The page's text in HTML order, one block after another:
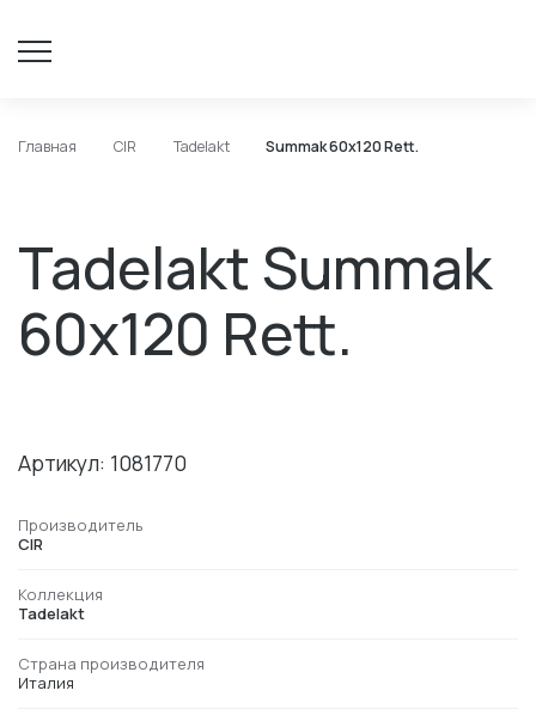
Главная CIR Tadelakt Summak 60х120 Rett.
Tadelakt Summak
60х120 Rett.
Артикул: 1081770
Производитель
CIR
Коллекция
Tadelakt
Страна производителя
Италия